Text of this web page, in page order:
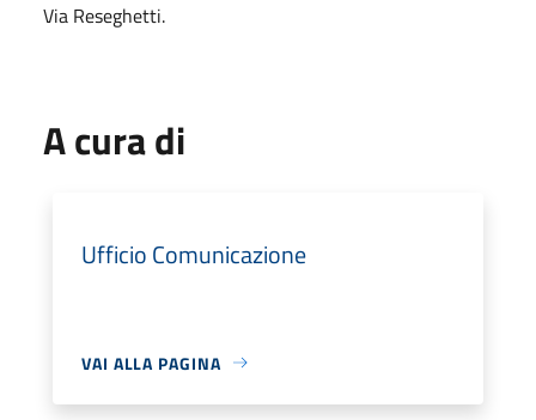
Via Reseghetti.
A cura di
Ufficio Comunicazione
VAI ALLA PAGINA